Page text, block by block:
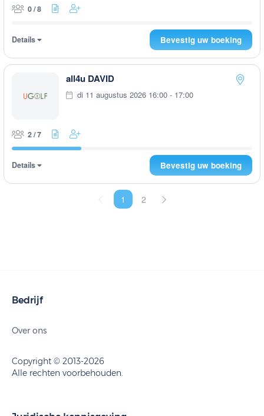
0 / 8
Details Bevestig uw boeking
all4u DAVID
di 11 augustus 2026 16:00 - 17:00
2 / 7
Details Bevestig uw boeking
1 2
Bedrijf
Over ons
Copyright © 2013-2026
Alle rechten voorbehouden.